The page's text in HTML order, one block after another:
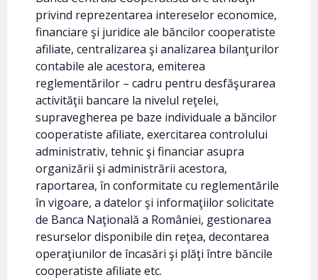
privind reprezentarea intereselor economice,
financiare şi juridice ale băncilor cooperatiste
afiliate, centralizarea şi analizarea bilanţurilor
contabile ale acestora, emiterea
reglementărilor – cadru pentru desfăşurarea
activităţii bancare la nivelul reţelei,
supravegherea pe baze individuale a băncilor
cooperatiste afiliate, exercitarea controlului
administrativ, tehnic şi financiar asupra
organizării şi administrării acestora,
raportarea, în conformitate cu reglementările
în vigoare, a datelor şi informaţiilor solicitate
de Banca Naţională a României, gestionarea
resurselor disponibile din reţea, decontarea
operaţiunilor de încasări şi plăţi între băncile
cooperatiste afiliate etc.